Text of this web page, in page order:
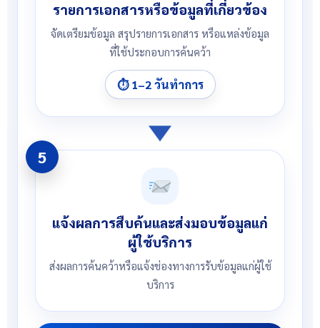
รายการเอกสารหรือข้อมูลที่เกี่ยวข้อง
จัดเตรียมข้อมูล สรุปรายการเอกสาร หรือแหล่งข้อมูล
ที่ใช้ประกอบการค้นคว้า
⏱ 1–2 วันทำการ
5
แจ้งผลการสืบค้นและส่งมอบข้อมูลแก่
ผู้ใช้บริการ
ส่งผลการค้นคว้าหรือแจ้งช่องทางการรับข้อมูลแก่ผู้ใช้
บริการ